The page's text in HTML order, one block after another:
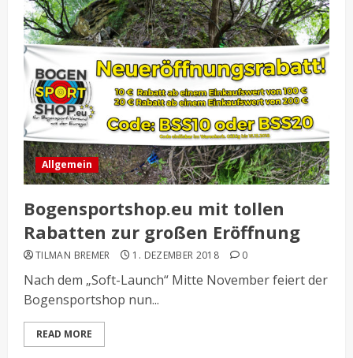
Allgemein
Bogensportshop.eu mit tollen
Rabatten zur großen Eröffnung
TILMAN BREMER 1. DEZEMBER 2018 0
Nach dem „Soft-Launch“ Mitte November feiert der
Bogensportshop nun...
READ MORE